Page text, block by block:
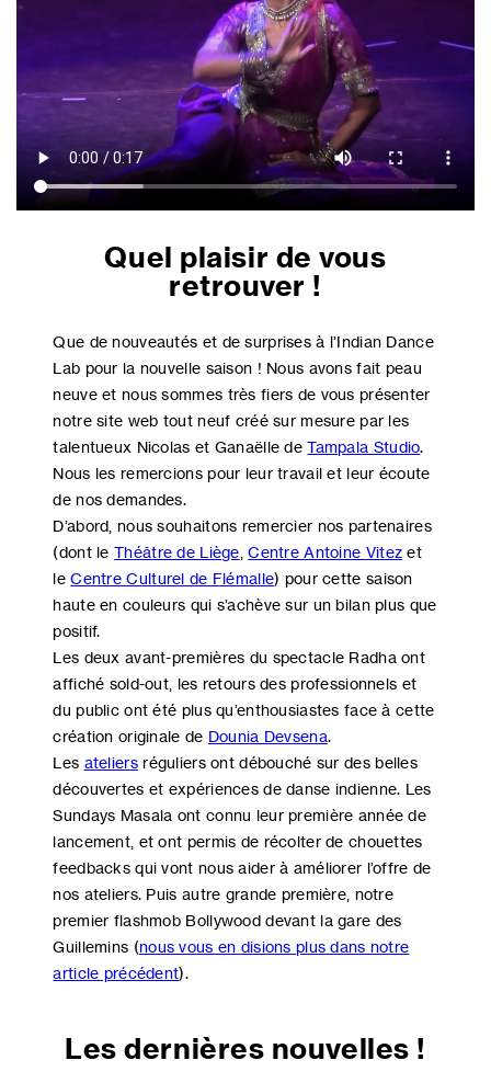
Quel plaisir de vous
retrouver !
Que de nouveautés et de surprises à l’Indian Dance
Lab pour la nouvelle saison ! Nous avons fait peau
neuve et nous sommes très fiers de vous présenter
notre site web tout neuf créé sur mesure par les
talentueux Nicolas et Ganaëlle deTampala Studio.
Nous les remercions pour leur travail et leur écoute
de nos demandes.
D’abord, nous souhaitons remercier nos partenaires
(dont leThéâtre de Liège ,Centre Antoine Vitez et
leCentre Culturel de Flémalle) pour cette saison
haute en couleurs qui s’achève sur un bilan plus que
positif.
Les deux avant-premières du spectacle Radha ont
affiché sold-out, les retours des professionnels et
du public ont été plus qu’enthousiastes face à cette
création originale de Dounia Devsena.
Les ateliersréguliers ont débouché sur des belles
découvertes et expériences de danse indienne. Les
Sundays Masala ont connu leur première année de
lancement, et ont permis de récolter de chouettes
feedbacks qui vont nous aider à améliorer l’offre de
nos ateliers. Puis autre grande première, notre
premier flashmob Bollywood devant la gare des
Guillemins (nous vous en disions plus dans notre
article précédent).
Les dernières nouvelles !